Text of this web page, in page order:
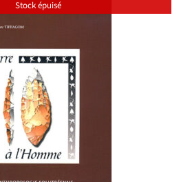
Stock épuisé